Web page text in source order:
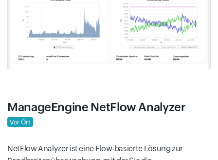
ManageEngine NetFlow Analyzer
Vor Ort
NetFlow Analyzer ist eine Flow-basierte Lösung zur